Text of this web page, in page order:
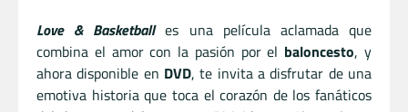
Love & Basketballes una película aclamada que
combina el amor con la pasión por el baloncesto, y
ahora disponible en DVD, te invita a disfrutar de una
emotiva historia que toca el corazón de los fanáticos